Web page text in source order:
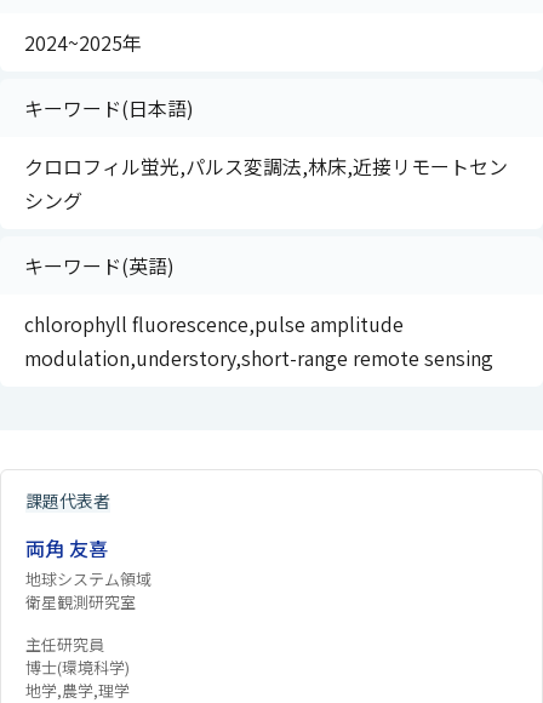
2024~2025年
キーワード(日本語)
クロロフィル蛍光,パルス変調法,林床,近接リモートセン
シング
キーワード(英語)
chlorophyll fluorescence,pulse amplitude
modulation,understory,short-range remote sensing
課題代表者
両角 友喜
地球システム領域
衛星観測研究室
主任研究員
博士(環境科学)
地学,農学,理学